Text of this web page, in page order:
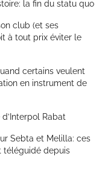
la fin du statu quo
club (et ses
à tout prix éviter le
certains veulent
en instrument de
Rabat
Sebta et Melilla: ces
téléguidé depuis